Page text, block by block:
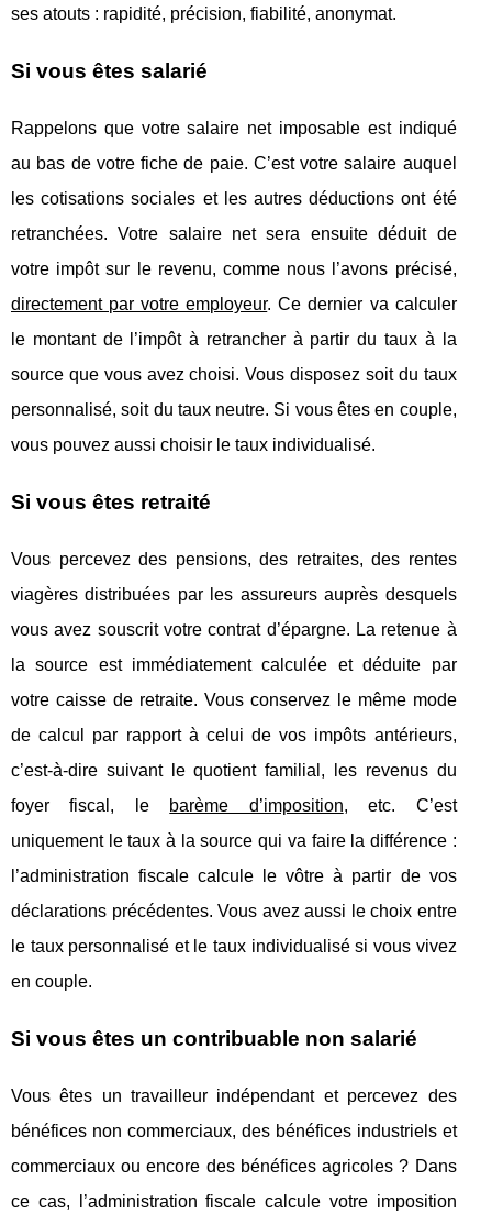
ses atouts : rapidité, précision, fiabilité, anonymat.
Si vous êtes salarié
Rappelons que votre salaire net imposable est indiqué
au bas de votre fiche de paie. C’est votre salaire auquel
les cotisations sociales et les autres déductions ont été
retranchées. Votre salaire net sera ensuite déduit de
votre impôt sur le revenu, comme nous l’avons précisé,
directement par votre employeur. Ce dernier va calculer
le montant de l’impôt à retrancher à partir du taux à la
source que vous avez choisi. Vous disposez soit du taux
personnalisé, soit du taux neutre. Si vous êtes en couple,
vous pouvez aussi choisir le taux individualisé.
Si vous êtes retraité
Vous percevez des pensions, des retraites, des rentes
viagères distribuées par les assureurs auprès desquels
vous avez souscrit votre contrat d’épargne. La retenue à
la source est immédiatement calculée et déduite par
votre caisse de retraite. Vous conservez le même mode
de calcul par rapport à celui de vos impôts antérieurs,
c’est-à-dire suivant le quotient familial, les revenus du
foyer fiscal, le
barème d’imposition, etc. C’est
uniquement le taux à la source qui va faire la différence :
l’administration fiscale calcule le vôtre à partir de vos
déclarations précédentes. Vous avez aussi le choix entre
le taux personnalisé et le taux individualisé si vous vivez
en couple.
Si vous êtes un contribuable non salarié
Vous êtes un travailleur indépendant et percevez des
bénéfices non commerciaux, des bénéfices industriels et
commerciaux ou encore des bénéfices agricoles ? Dans
ce cas, l’administration fiscale calcule votre imposition